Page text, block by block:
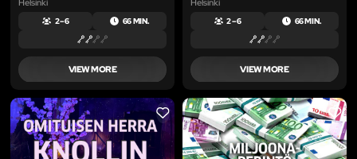
2 – 6 66 MIN.
VIEW MORE
2 – 6 66 MIN.
VIEW MORE
LIKE LIKE